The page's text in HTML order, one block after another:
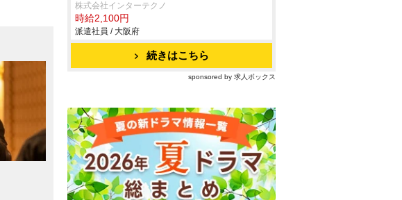
株式会社インターテクノ
時給2,100円
派遣社員 / 大阪府
続きはこちら
sponsored by 求人ボックス